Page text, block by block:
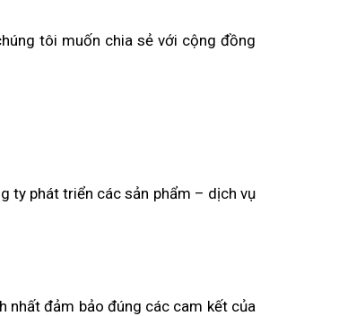
tôi muốn chia sẻ với cộng đồng
ty phát triển các sản phẩm – dịch vụ
nhất đảm bảo đúng các cam kết của